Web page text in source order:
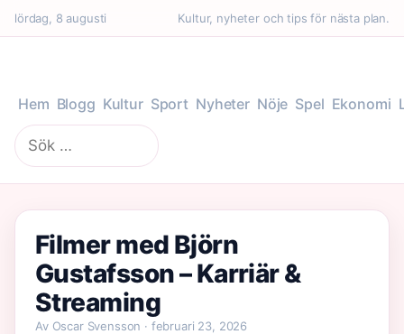
lördag, 8 augusti Kultur, nyheter och tips för nästa plan.
Hem Blogg Kultur Sport Nyheter Nöje Spel Ekonomi
Sök
efter:
Filmer med Björn
Gustafsson – Karriär &
Streaming
Av Oscar Svensson · februari 23, 2026